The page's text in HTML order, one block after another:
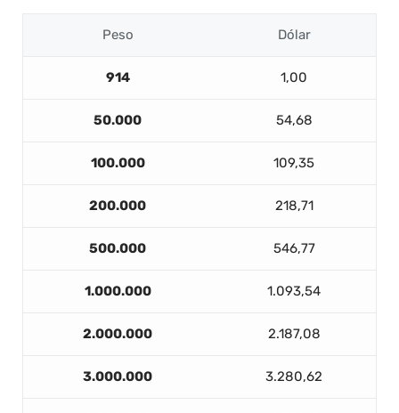
Peso Dólar
914 1,00
50.000 54,68
100.000 109,35
200.000 218,71
500.000 546,77
1.000.000 1.093,54
2.000.000 2.187,08
3.000.000 3.280,62